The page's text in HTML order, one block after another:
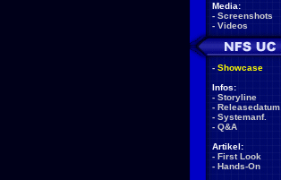
Media:
- Screenshots
- Videos
- Showcase
Infos:
- Storyline
- Releasedatum
- Systemanf.
- Q&A
Artikel:
- First Look
- Hands-On